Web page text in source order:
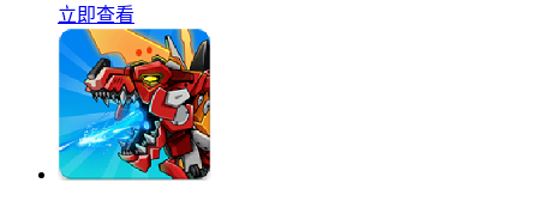
立即查看